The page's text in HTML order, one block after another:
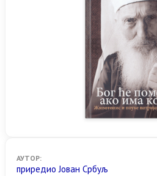
АУТОР:
приредио Јован Србуљ